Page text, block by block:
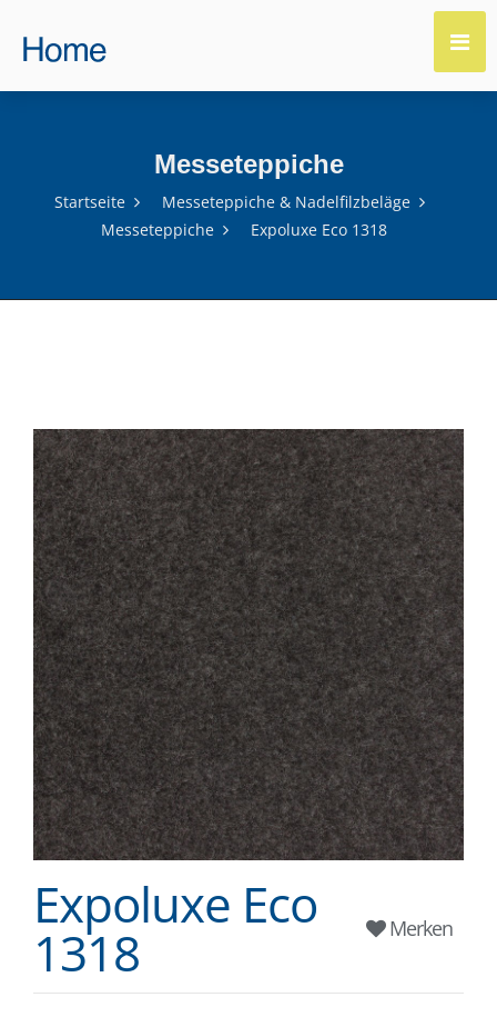
Messeteppiche
Startseite
Messeteppiche & Nadelfilzbeläge
Messeteppiche
Expoluxe Eco 1318
Expoluxe Eco
1318 Merken